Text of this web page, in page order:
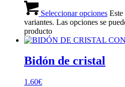
Seleccionar opciones
variantes. Las opciones se
producto
Bidón de cristal
1.60€